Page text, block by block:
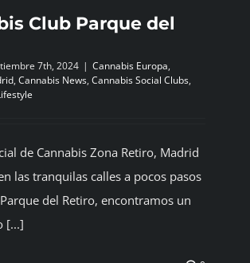
Club Parque del
7th, 2024 | Cannabis Europa,
, Cannabis News, Cannabis Social Clubs,
de Cannabis Zona Retiro, Madrid
las tranquilas calles a pocos pasos
del Retiro, encontramos un
[...]